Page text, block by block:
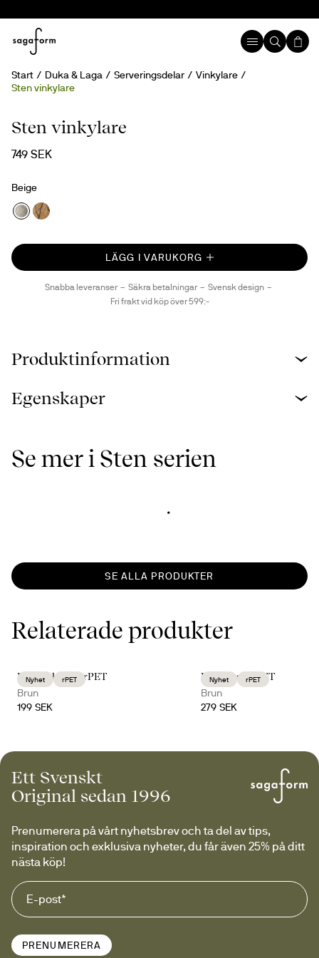
Start Duka & Laga Serveringsdelar
Vinkylare
Sten vinkylare
Sten vinkylare
749 SEK
Beige
LÄGG I VARUKORG
Snabba leveranser Säkra betalningar
Svensk design
Fri frakt vid köp över 599:-
Produktinformation
Egenskaper
Se mer i Sten serien
SE ALLA PRODUKTER
Relaterade produkter
Nyhet rPET
Billi vinkylare rPET
Brun
199 SEK
Nyhet rPET
Billi karaff rPET
Brun
279 SEK
Ett Svenskt
Original sedan 1996
Prenumerera på vårt nyhetsbrev och ta del av tips,
inspiration och exklusiva nyheter, du får även 25% på ditt
nästa köp!
PRENUMERERA